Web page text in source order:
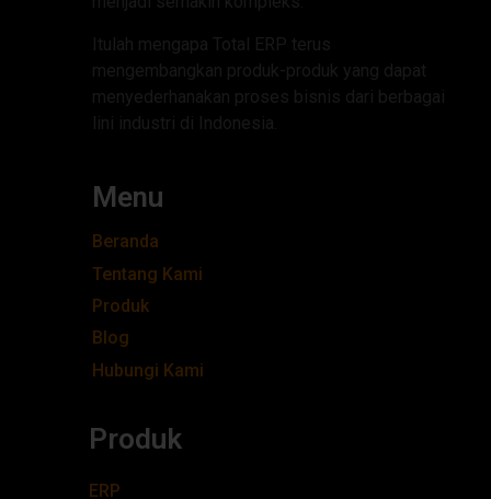
Itulah mengapa Total ERP terus
mengembangkan produk-produk yang dapat
menyederhanakan proses bisnis dari berbagai
lini industri di Indonesia.
Menu
Beranda
Tentang Kami
Produk
Blog
Hubungi Kami
Produk
ERP